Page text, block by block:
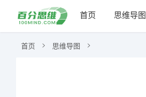
首页 思维导图
首页 思维导图